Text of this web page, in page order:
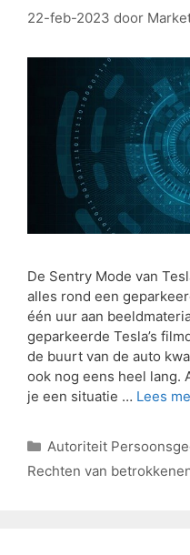
22-feb-2023 door
De Sentry Mode van
alles rond een
één uur aan
geparkeerde Tesla’s
de buurt van de auto
ook nog eens heel lang.
je een situatie … Lees
Autoriteit
Rechten van